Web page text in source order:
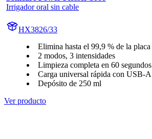
Irrigador oral sin cable
HX3826/33
Elimina hasta el 99,9 % de la placa
2 modos, 3 intensidades
Limpieza completa en 60 segundos
Carga universal rápida con USB-A
Depósito de 250 ml
Ver producto